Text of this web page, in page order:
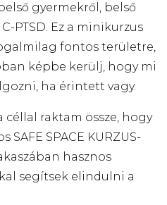
gyermekről, belső
PTSD. Ez a minikurzus
fontos területre,
képbe kerülj, hogy mi
ha érintett vagy.
céllal raktam össze, hogy
SPACE KURZUS-
hasznos
segítsek elindulni a